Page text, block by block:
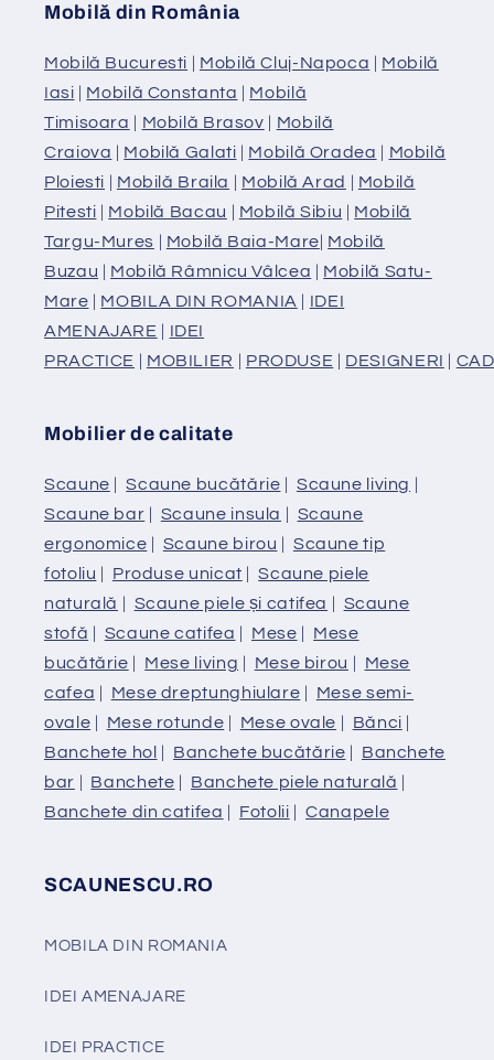
Mobilă din România
Mobilă Bucuresti | Mobilă Cluj-Napoca | Mobilă
Iasi | Mobilă Constanta | Mobilă
Timisoara | Mobilă Brasov | Mobilă
Craiova | Mobilă Galati | Mobilă Oradea | Mobilă
Ploiesti | Mobilă Braila | Mobilă Arad | Mobilă
Pitesti | Mobilă Bacau | Mobilă Sibiu | Mobilă
Targu-Mures | Mobilă Baia-Mare| Mobilă
Buzau | Mobilă Râmnicu Vâlcea | Mobilă Satu-
Mare | MOBILA DIN ROMANIA | IDEI
AMENAJARE | IDEI
PRACTICE | MOBILIER | PRODUSE | DESIGNERI |
Mobilier de calitate
Scaune |Scaune bucătărie | Scaune living |
Scaune bar | Scaune insula | Scaune
ergonomice | Scaune birou | Scaune tip
fotoliu | Produse unicat |Scaune piele
naturală | Scaune piele și catifea | Scaune
stofă | Scaune catifea | Mese | Mese
bucătărie | Mese living | Mese birou | Mese
cafea | Mese dreptunghiulare | Mese semi-
ovale | Mese rotunde | Mese ovale | Bănci |
Banchete hol | Banchete bucătărie | Banchete
bar | Banchete | Banchete piele naturală |
Banchete din catifea | Fotolii |Canapele
SCAUNESCU.RO
MOBILA DIN ROMANIA
IDEI AMENAJARE
IDEI PRACTICE